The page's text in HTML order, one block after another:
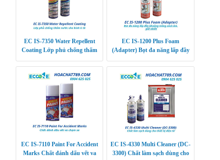
EC IS-7350 Water Repellent
Coating Lớp phủ chống thấm
EC IS-1200 Plus Foam
(Adapter) Bọt đa năng lấp đầy
EC IS-7110 Paint For Accident
Marks Chất đánh dấu vết va
EC IS-4330 Multi Cleaner (DC-
3300) Chất làm sạch dùng cho